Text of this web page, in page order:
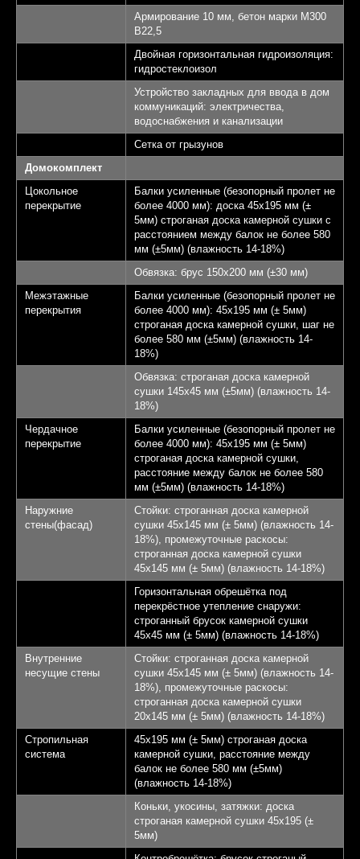
Армирование 10 мм, бетон марки М300
B22,5
Двойная горизонтальная гидроизоляция:
гидростеклоизол
Устройство закладных для ввода в дом
коммуникаций: электричества,
водоснабжения и канализации
Сетка от грызунов
Домокомплект
Цокольное
перекрытие
Балки усиленные (безопорный пролет не
более 4000 мм): доска 45х195 мм (±
5мм) строганая доска камерной сушки с
расстоянием между балок не более 580
мм (±5мм) (влажность 14-18%)
Обвязка: брус 150х200 мм (±30 мм)
Межэтажные
перекрытия
Балки усиленные (безопорный пролет не
более 4000 мм): 45х195 мм (± 5мм)
строганая доска камерной сушки, шаг не
более 580 мм (±5мм) (влажность 14-
18%)
Обвязка: строганая доска камерной
сушки 145х45 мм (±5мм) (влажность 14-
18%)
Чердачное
перекрытие
Балки усиленные (безопорный пролет не
более 4000 мм): 45х195 мм (± 5мм)
строганая доска камерной сушки,
расстояние между балок не более 580
мм (±5мм) (влажность 14-18%)
Наружние
стены(фасад)
Стойки: строганная доска камерной
сушки 45х145 мм (± 5мм) (влажность 14-
18%), промежуточные раскосы:
строганная доска камерной сушки
45х145 мм (± 5мм) (влажность 14-18%)
Горизонтальная обрешётка под
перекрёстное утепление снаружи:
строганный брусок камерной сушки
45х45 мм (± 5мм) (влажность 14-18%)
Внутренние
несущие стены
Стойки: строганная доска камерной
сушки 45х145 мм (± 5мм) (влажность 14-
18%), промежуточные раскосы:
строганная доска камерной сушки
20х145 мм (± 5мм) (влажность 14-18%)
Стропильная
система
45х195 мм (± 5мм) строганая доска
камерной сушки, расстояние между
балок не более 580 мм (±5мм)
(влажность 14-18%)
Коньки, укосины, затяжки: доска
строганая камерной сушки 45х195 (±
5мм)